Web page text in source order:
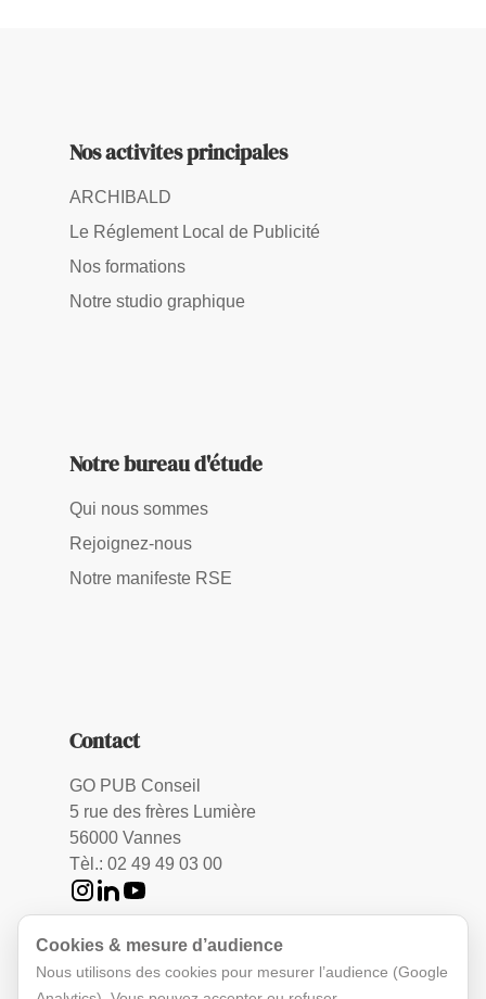
Cookies & mesure d’audience
Nous utilisons des cookies pour mesurer l’audience (Google
Nos activites principales
ARCHIBALD
Le Réglement Local de Publicité
Nos formations
Notre studio graphique
Notre bureau d'étude
Qui nous sommes
Rejoignez-nous
Notre manifeste RSE
Contact
GO PUB Conseil
5 rue des frères Lumière
56000 Vannes
Tèl.: 02 49 49 03 00